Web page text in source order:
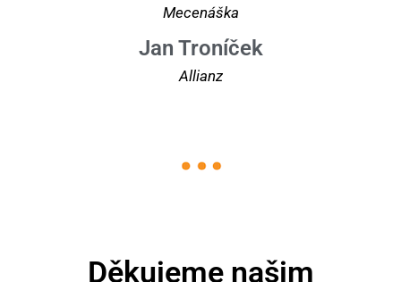
Mecenáška
Jan Troníček
Allianz
Děkujeme našim